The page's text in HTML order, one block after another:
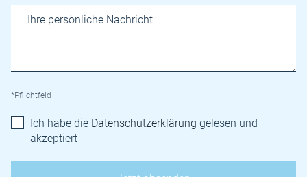
*Pflichtfeld
Ich habe die Datenschutzerklärung gelesen und
akzeptiert